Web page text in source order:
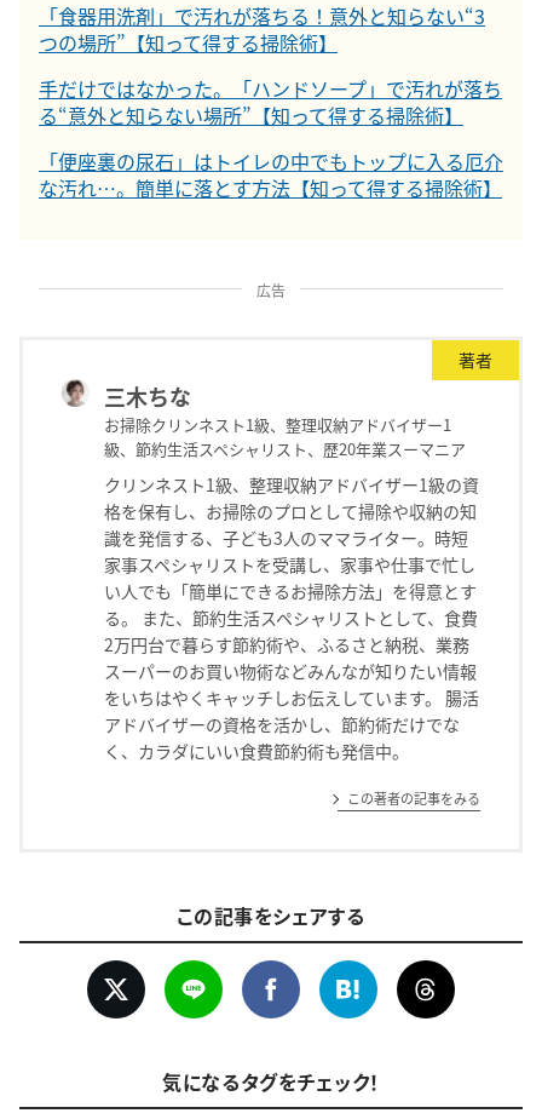
「食器用洗剤」で汚れが落ちる！意外と知らない“3
つの場所”【知って得する掃除術】
手だけではなかった。「ハンドソープ」で汚れが落ち
る“意外と知らない場所”【知って得する掃除術】
「便座裏の尿石」はトイレの中でもトップに入る厄介
な汚れ…。簡単に落とす方法【知って得する掃除術】
広告
著者
三木ちな
お掃除クリンネスト1級、整理収納アドバイザー1
級、節約生活スペシャリスト、歴20年業スーマニア
クリンネスト1級、整理収納アドバイザー1級の資
格を保有し、お掃除のプロとして掃除や収納の知
識を発信する、子ども3人のママライター。時短
家事スペシャリストを受講し、家事や仕事で忙し
い人でも「簡単にできるお掃除方法」を得意とす
る。 また、節約生活スペシャリストとして、食費
2万円台で暮らす節約術や、ふるさと納税、業務
スーパーのお買い物術などみんなが知りたい情報
をいちはやくキャッチしお伝えしています。 腸活
アドバイザーの資格を活かし、節約術だけでな
く、カラダにいい食費節約術も発信中。
この著者の記事をみる
この記事をシェアする
気になるタグをチェック！